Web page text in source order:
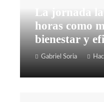
La jornada
horas como
bienestar y
Gabriel Soria